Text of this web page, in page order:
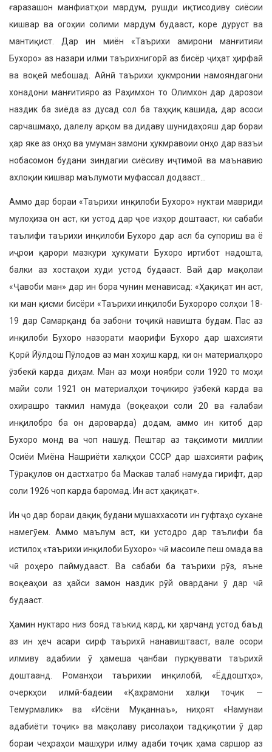
ғаразашон манфиатҳои мардум, рушди иқтисодиву сиёсии
кишвар ва огоҳии солими мардум будааст, коре дуруст ва
мантиқист. Дар ин миён «Таърихи амирони манғитияи
Бухоро» аз назари илми таърихнигорӣ аз бисёр ҷиҳат ҳирфаӣ
ва воқеӣ мебошад. Айнӣ таърихи ҳукмронии намояндагони
хонадони манғитияро аз Раҳимхон то Олимхон дар дарозои
наздик ба зиёда аз дусад сол ба таҳқиқ кашида, дар асоси
сарчашмаҳо, далелу арқом ва дидаву шунидаҳояш дар бораи
ҳар яке аз онҳо ва умуман замони ҳукмравоии онҳо дар вазъи
нобасомон будани зиндагии сиёсиву иҷтимоӣ ва маънавию
ахлоқии кишвар маълумоти муфассал додааст…
Аммо дар бораи «Таърихи инқилоби Бухоро» нуктаи мавриди
мулоҳиза он аст, ки устод дар ҷое изҳор доштааст, ки сабаби
таълифи таърихи инқилоби Бухоро дар асл ба супориш ва ё
иҷрои қарори мазкури ҳукумати Бухоро иртибот надошта,
балки аз хостаҳои худи устод будааст. Вай дар мақолаи
«Ҷавоби ман» дар ин бора чунин менависад: «Ҳақиқат ин аст,
ки ман қисми бисёри «Таърихи инқилоби Бухороро солҳои 18-
19 дар Самарқанд ба забони тоҷикӣ навишта будам. Пас аз
инқилоби Бухоро назорати маорифи Бухоро дар шахсияти
Қорӣ Йӯлдош Пӯлодов аз ман хоҳиш кард, ки он материалҳоро
ӯзбекӣ карда диҳам. Ман аз моҳи ноябри соли 1920 то моҳи
майи соли 1921 он материалҳои тоҷикиро ӯзбекӣ карда ва
охирашро такмил намуда (воқеаҳои соли 20 ва ғалабаи
инқилобро ба он дароварда) додам, аммо ин китоб дар
Бухоро монд ва чоп нашуд. Пештар аз тақсимоти миллии
Осиёи Миёна Нашриёти халқҳои СССР дар шахсияти рафиқ
Тӯрақулов он дастхатро ба Маскав талаб намуда гирифт, дар
соли 1926 чоп карда баромад. Ин аст ҳақиқат».
Ин ҷо дар бораи дақиқ будани мушаххасоти ин гуфтаҳо сухане
намегӯем. Аммо маълум аст, ки устодро дар таълифи ба
истилоҳ «таърихи инқилоби Бухоро» чӣ масоиле пеш омада ва
чӣ роҳеро паймудааст. Ва сабаби ба таърихи рӯз, яъне
воқеаҳои аз ҳайси замон наздик рӯй овардани ӯ дар чӣ
будааст.
Ҳамин нуктаро низ бояд таъкид кард, ки ҳарчанд устод баъд
аз ин ҳеч асари сирф таърихӣ нанавиштааст, вале осори
илмиву адабиии ӯ ҳамеша ҷанбаи пурқуввати таърихӣ
доштаанд. Романҳои таърихии инқилобӣ, «Ёддоштҳо»,
очеркҳои илмӣ-бадеии «Қаҳрамони халқи тоҷик —
Темурмалик» ва «Исёни Муқаннаъ», ниҳоят «Намунаи
адабиёти тоҷик» ва мақолаву рисолаҳои тадқиқотии ӯ дар
бораи чеҳраҳои машҳури илму адаби тоҷик ҳама саршор аз